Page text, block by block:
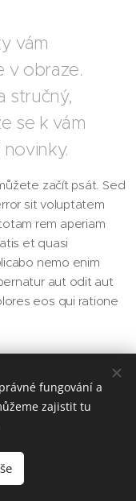
vám
v obraze.
stručný,
se k vám
začít psát. Sed
sit voluptatem
rem aperiam
et quasi
nemo enim
aut odit aut
eos qui ratione
fungování a
zajistit tu